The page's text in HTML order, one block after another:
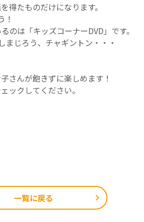
得たものだけになります。
！
のは「キッズコーナーDVD」です。
じろう、チャギントン・・・
さんが飽きずに楽しめます！
ックしてください。
一覧に戻る